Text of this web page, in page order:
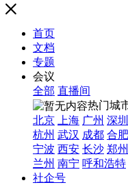
首页
文档
专题
会议
全部 直播间
热门城
北京
上海 广州 深圳
杭州 武汉 成都 合肥
宁波 西安 长沙 郑州
兰州 南宁 呼和浩特
社企号